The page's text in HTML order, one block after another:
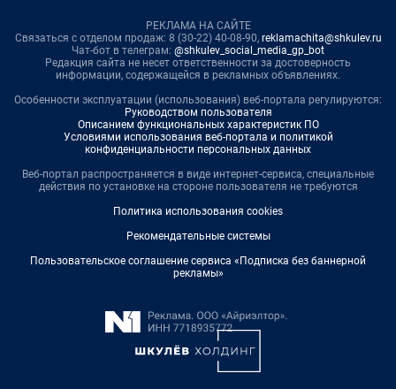
РЕКЛАМА НА САЙТЕ
Связаться с отделом продаж: 8 (30-22) 40-08-90, reklamachita@shkulev.ru
Чат-бот в телеграм: @shkulev_social_media_gp_bot
Редакция сайта не несет ответственности за достоверность
информации, содержащейся в рекламных объявлениях.
Особенности эксплуатации (использования) веб-портала регулируются:
Руководством пользователя
Описанием функциональных характеристик ПО
Условиями использования веб-портала и политикой
конфиденциальности персональных данных
Веб-портал распространяется в виде интернет-сервиса, специальные
действия по установке на стороне пользователя не требуются
Политика использования cookies
Рекомендательные системы
Пользовательское соглашение сервиса «Подписка без баннерной
рекламы»